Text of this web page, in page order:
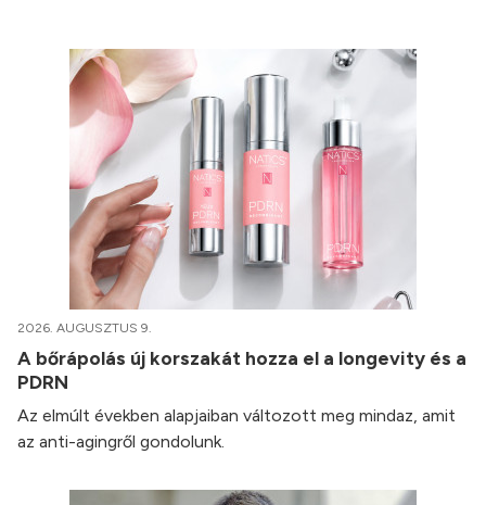
2026. AUGUSZTUS 9.
A bőrápolás új korszakát hozza el a longevity és a
PDRN
Az elmúlt években alapjaiban változott meg mindaz, amit
az anti-agingről gondolunk.